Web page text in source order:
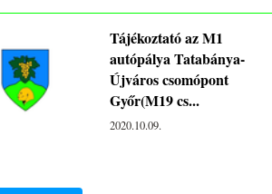
Tájékoztató az M1
autópálya Tatabánya-
Újváros csomópont
Győr(M19 cs...
2020.10.09.